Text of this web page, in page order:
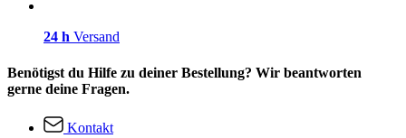
24 h Versand
Benötigst du Hilfe zu deiner Bestellung? Wir beantworten
gerne deine Fragen.
Kontakt